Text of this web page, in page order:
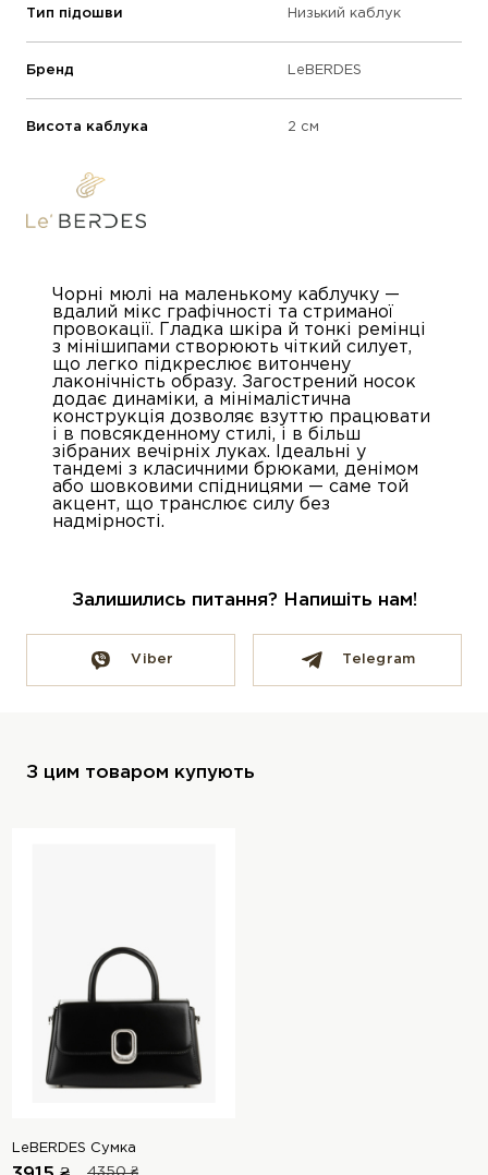
Тип підошви Низький каблук
Бренд LeBERDES
Висота каблука 2 см
Чорні мюлі на маленькому каблучку —
вдалий мікс графічності та стриманої
провокації. Гладка шкіра й тонкі ремінці
з мінішипами створюють чіткий силует,
що легко підкреслює витончену
лаконічність образу. Загострений носок
додає динаміки, а мінімалістична
конструкція дозволяє взуттю працювати
і в повсякденному стилі, і в більш
зібраних вечірніх луках. Ідеальні у
тандемі з класичними брюками, денімом
або шовковими спідницями — саме той
акцент, що транслює силу без
надмірності.
Залишились питання? Напишіть нам!
Viber Telegram
З цим товаром купують
LeBERDES Сумка
4350 ₴